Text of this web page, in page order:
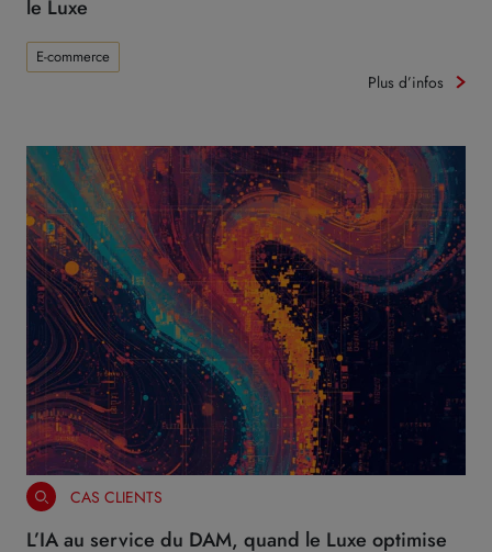
le Luxe
E-commerce
Plus d’infos
CAS CLIENTS
L’IA au service du DAM, quand le Luxe optimise